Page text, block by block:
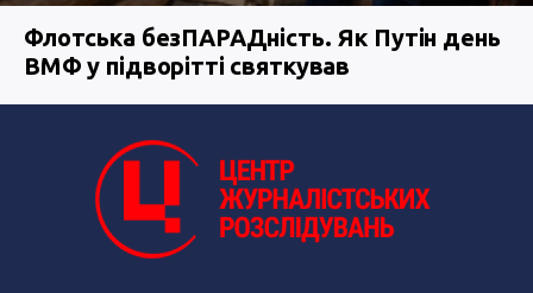
Флотська безПАРАДність. Як Путін день
ВМФ у підворітті святкував